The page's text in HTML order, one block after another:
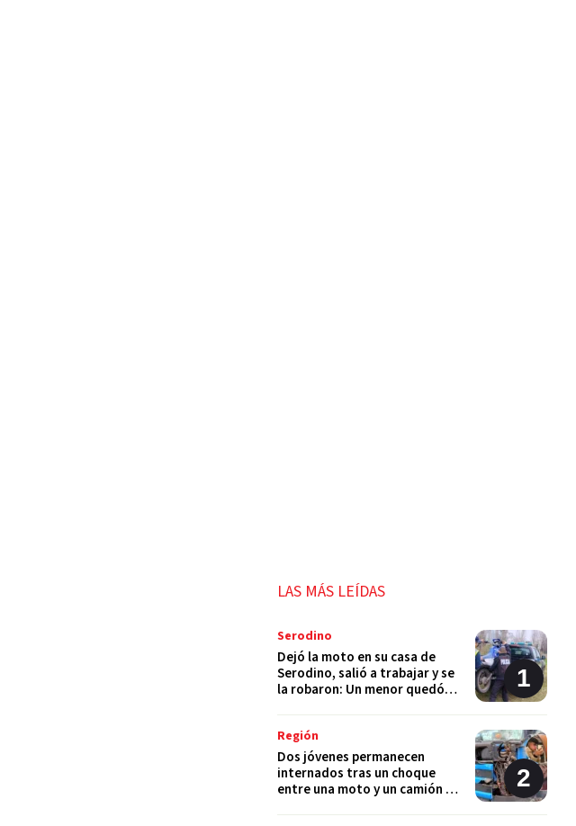
LAS MÁS LEÍDAS
Serodino
Dejó la moto en su casa de
Serodino, salió a trabajar y se
la robaron: Un menor quedó
Región
Dos jóvenes permanecen
internados tras un choque
entre una moto y un camión en